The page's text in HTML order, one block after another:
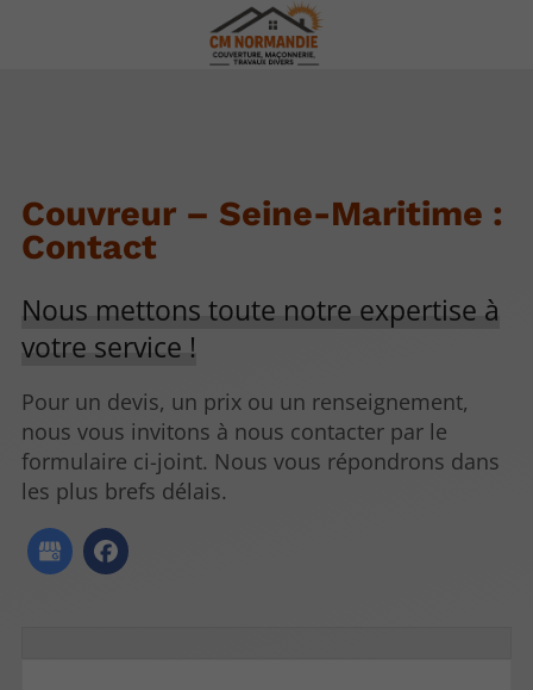
Couvreur – Seine-Maritime :
Contact
Nous mettons toute notre expertise à
votre service !
Pour un devis, un prix ou un renseignement,
nous vous invitons à nous contacter par le
formulaire ci-joint. Nous vous répondrons dans
les plus brefs délais.